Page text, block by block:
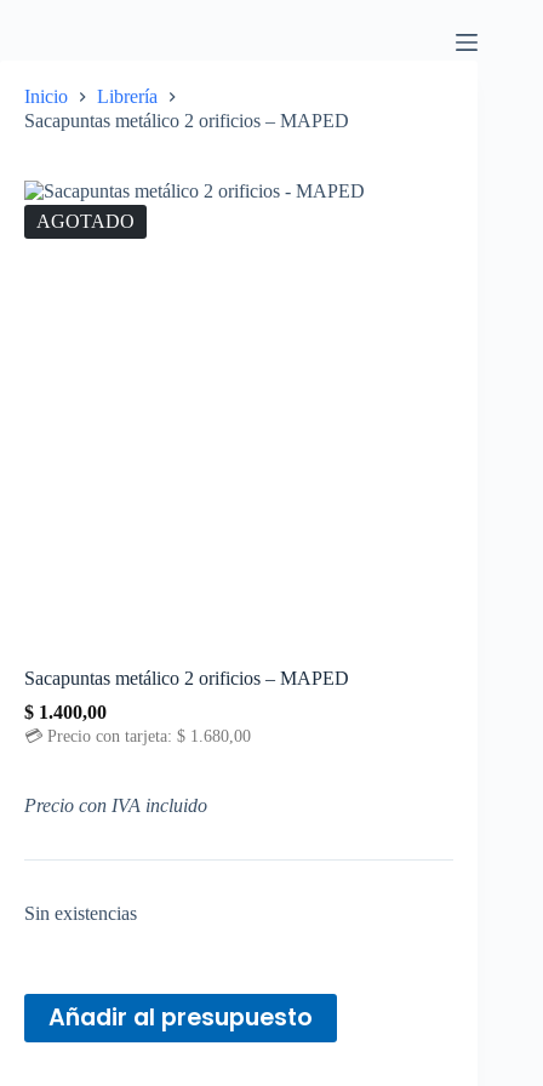
Inicio
Librería
Sacapuntas metálico 2 orificios – MAPED
AGOTADO
Sacapuntas metálico 2 orificios – MAPED
$ 1.400,00
💳 Precio con tarjeta: $ 1.680,00
Precio con IVA incluido
Sin existencias
Añadir al presupuesto